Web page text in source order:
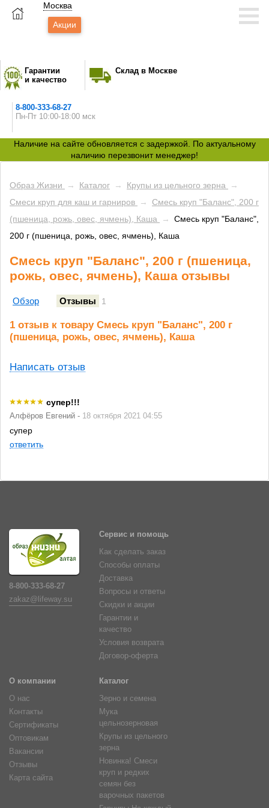
Москва
Акции
Гарантии
и качество
Склад в Москве
8-800-333-68-27
Пн-Пт 10:00-18:00 мск
Наличие на сайте обновляется с задержкой. По актуальному
наличию перезвонит менеджер!
Образ Жизни → Каталог → Крупы из цельного зерна
→
Смеси круп для каш и гарниров
→
Смесь круп "Баланс", 200 г
(пшеница, рожь, овес, ячмень), Каша
→
Смесь круп "Баланс",
200 г (пшеница, рожь, овес, ячмень), Каша
Смесь круп "Баланс", 200 г (пшеница,
рожь, овес, ячмень), Каша отзывы
Обзор Отзывы 1
1 отзыв к товару Смесь круп "Баланс", 200 г
(пшеница, рожь, овес, ячмень), Каша
Написать отзыв
супер!!!
Алфёров Евгений - 18 октября 2021 04:55
супер
ответить
8-800-333-68-27
zakaz@lifeway.su
Сервис и помощь
Как сделать заказ
Способы оплаты
Доставка
Вопросы и ответы
Скидки и акции
Гарантии и
качество
Условия возврата
Договор-оферта
О компании
О нас
Контакты
Сертификаты
Оптовикам
Вакансии
Отзывы
Карта сайта
Каталог
Зерно и семена
Мука
цельнозерновая
Крупы из цельного
зерна
Новинка! Смеси
круп и редких
семян без
варочных пакетов